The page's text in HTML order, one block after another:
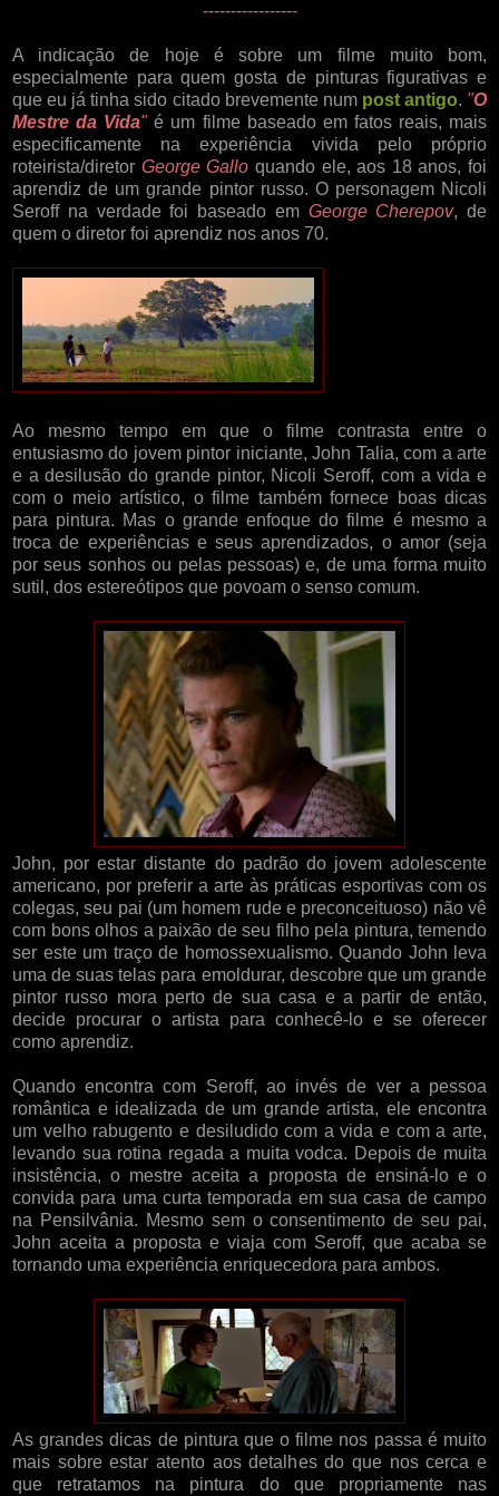
-----------------
A indicação de hoje é sobre um filme muito bom,
especialmente para quem gosta de pinturas figurativas e
que eu já tinha sido citado brevemente num post antigo. "O
Mestre da Vida"é um filme baseado em fatos reais, mais
especificamente na experiência vivida pelo próprio
roteirista/diretor George Gallo quando ele, aos 18 anos, foi
aprendiz de um grande pintor russo. O personagem Nicoli
Seroff na verdade foi baseado em George Cherepov, de
quem o diretor foi aprendiz nos anos 70.
Ao mesmo tempo em que o filme contrasta entre o
entusiasmo do jovem pintor iniciante, John Talia, com a arte
e a desilusão do grande pintor, Nicoli Seroff, com a vida e
com o meio artístico, o filme também fornece boas dicas
para pintura. Mas o grande enfoque do filme é mesmo a
troca de experiências e seus aprendizados, o amor (seja
por seus sonhos ou pelas pessoas) e, de uma forma muito
sutil, dos estereótipos que povoam o senso comum.
John, por estar distante do padrão do jovem adolescente
americano, por preferir a arte às práticas esportivas com os
colegas, seu pai (um homem rude e preconceituoso) não vê
com bons olhos a paixão de seu filho pela pintura, temendo
ser este um traço de homossexualismo. Quando John leva
uma de suas telas para emoldurar, descobre que um grande
pintor russo mora perto de sua casa e a partir de então,
decide procurar o artista para conhecê-lo e se oferecer
como aprendiz.
Quando encontra com Seroff, ao invés de ver a pessoa
romântica e idealizada de um grande artista, ele encontra
um velho rabugento e desiludido com a vida e com a arte,
levando sua rotina regada a muita vodca. Depois de muita
insistência, o mestre aceita a proposta de ensiná-lo e o
convida para uma curta temporada em sua casa de campo
na Pensilvânia. Mesmo sem o consentimento de seu pai,
John aceita a proposta e viaja com Seroff, que acaba se
tornando uma experiência enriquecedora para ambos.
As grandes dicas de pintura que o filme nos passa é muito
mais sobre estar atento aos detalhes do que nos cerca e
que retratamos na pintura do que propriamente nas